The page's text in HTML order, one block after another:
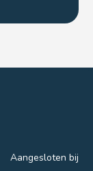
Aangesloten bij